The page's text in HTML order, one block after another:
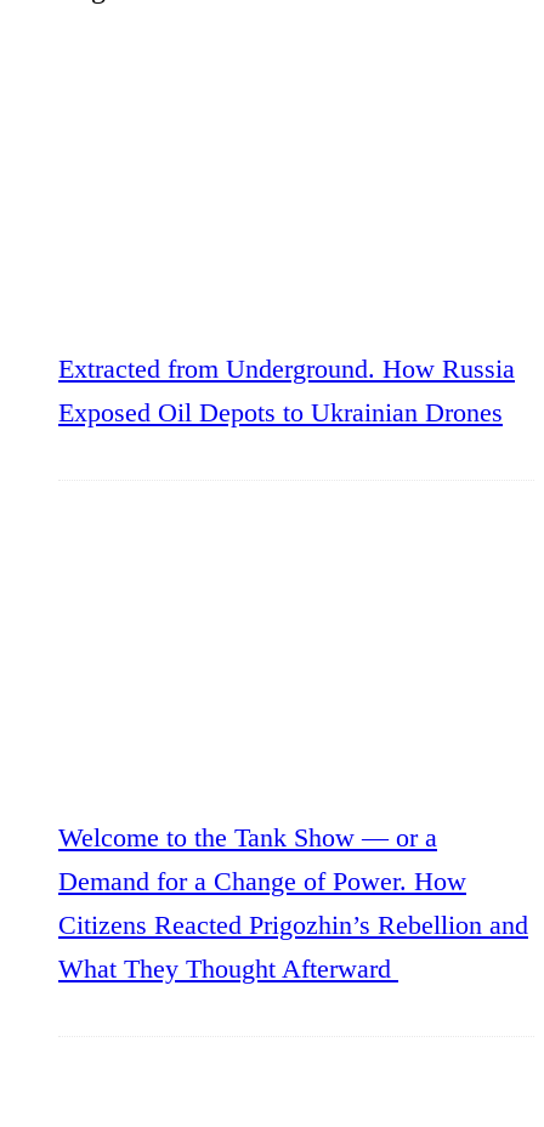
Extracted from Underground. How Russia
Exposed Oil Depots to Ukrainian Drones
Welcome to the Tank Show — or a
Demand for a Change of Power. How
Citizens Reacted Prigozhin’s Rebellion and
What They Thought Afterward